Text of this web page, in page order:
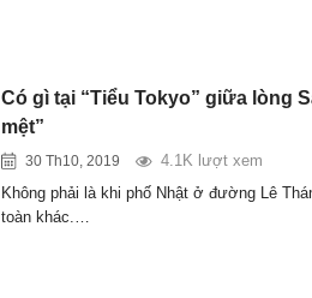
Có gì tại “Tiểu Tokyo” giữa lòng
mệt”
30 Th10, 2019
4.1K lượt xem
Không phải là khi phố Nhật ở đường Lê
toàn khác.…